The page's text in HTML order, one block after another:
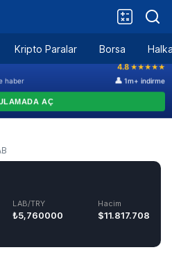
Kripto Paralar Borsa
LAB/TRY
₺5,760000
Hacim
$11.817.708